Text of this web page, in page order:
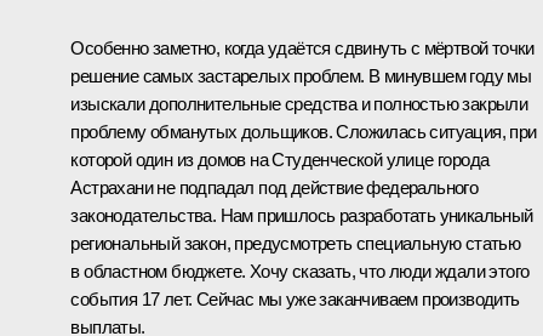
Особенно заметно, когда удаётся сдвинуть с мёртвой точки
решение самых застарелых проблем. В минувшем году мы
изыскали дополнительные средства и полностью закрыли
проблему обманутых дольщиков. Сложилась ситуация, при
которой один из домов на Студенческой улице города
Астрахани не подпадал под действие федерального
законодательства. Нам пришлось разработать уникальный
региональный закон, предусмотреть специальную статью
в областном бюджете. Хочу сказать, что люди ждали этого
события 17 лет. Сейчас мы уже заканчиваем производить
выплаты.